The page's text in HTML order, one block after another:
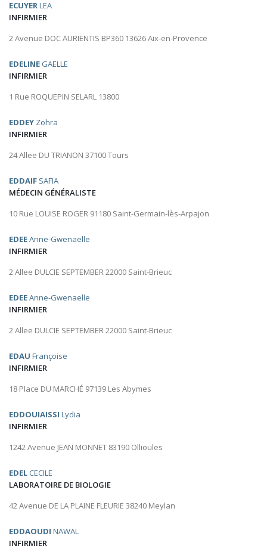
ECUYERLEA
INFIRMIER
2 Avenue DOC AURIENTIS BP360 13626 Aix-en-Provence
EDELINE GAELLE
INFIRMIER
1 Rue ROQUEPIN SELARL 13800
EDDEY Zohra
INFIRMIER
24 Allee DU TRIANON 37100 Tours
EDDAIF SAFIA
MÉDECIN GÉNÉRALISTE
10 Rue LOUISE ROGER 91180 Saint-Germain-lès-Arpajon
EDEEAnne-Gwenaelle
INFIRMIER
2 Allee DULCIE SEPTEMBER 22000 Saint-Brieuc
EDEEAnne-Gwenaelle
INFIRMIER
2 Allee DULCIE SEPTEMBER 22000 Saint-Brieuc
EDAU Françoise
INFIRMIER
18 Place DU MARCHÉ 97139 Les Abymes
EDDOUIAISSI Lydia
INFIRMIER
1242 Avenue JEAN MONNET 83190 Ollioules
EDEL CECILE
LABORATOIRE DE BIOLOGIE
42 Avenue DE LA PLAINE FLEURIE 38240 Meylan
EDDAOUDI NAWAL
INFIRMIER